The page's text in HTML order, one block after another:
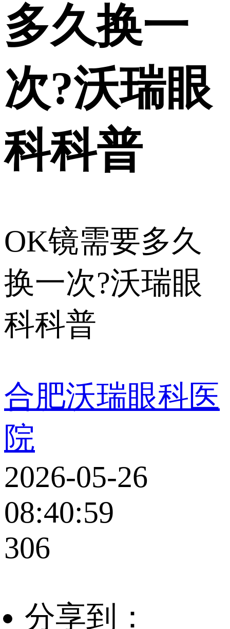
多久换一
次?沃瑞眼
科科普
OK镜需要多久
换一次?沃瑞眼
科科普
合肥沃瑞眼科医
院
2026-05-26
08:40:59
306
分享到：